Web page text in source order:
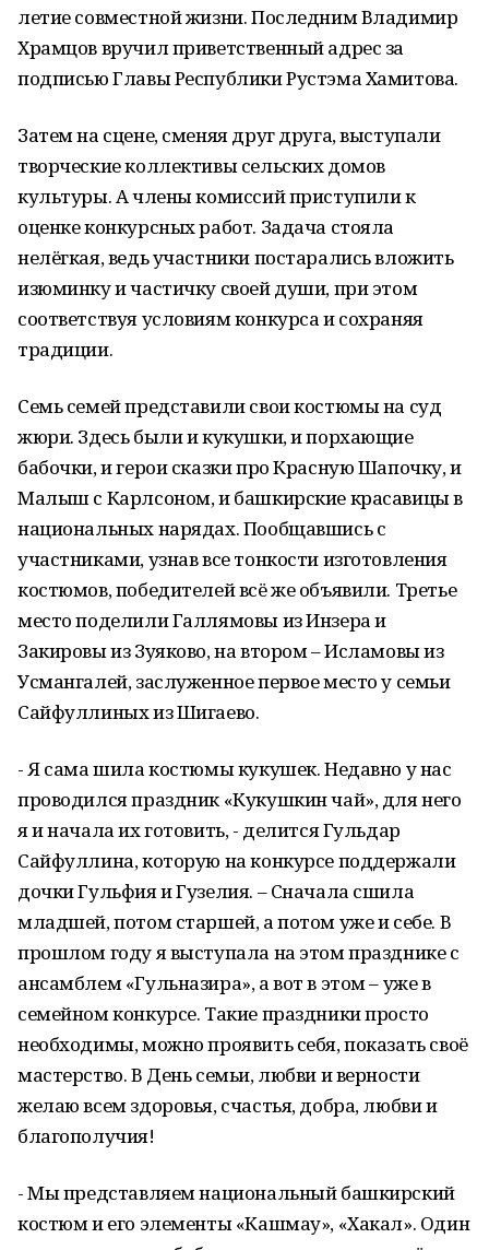
летие совместной жизни. Последним Владимир
Храмцов вручил приветственный адрес за
подписью Главы Республики Рустэма Хамитова.
Затем на сцене, сменяя друг друга, выступали
творческие коллективы сельских домов
культуры. А члены комиссий приступили к
оценке конкурсных работ. Задача стояла
нелёгкая, ведь участники постарались вложить
изюминку и частичку своей души, при этом
соответствуя условиям конкурса и сохраняя
традиции.
Семь семей представили свои костюмы на суд
жюри. Здесь были и кукушки, и порхающие
бабочки, и герои сказки про Красную Шапочку, и
Малыш с Карлсоном, и башкирские красавицы в
национальных нарядах. Пообщавшись с
участниками, узнав все тонкости изготовления
костюмов, победителей всё же объявили. Третье
место поделили Галлямовы из Инзера и
Закировы из Зуяково, на втором – Исламовы из
Усмангалей, заслуженное первое место у семьи
Сайфуллиных из Шигаево.
- Я сама шила костюмы кукушек. Недавно у нас
проводился праздник «Кукушкин чай», для него
я и начала их готовить, - делится Гульдар
Сайфуллина, которую на конкурсе поддержали
дочки Гульфия и Гузелия. – Сначала сшила
младшей, потом старшей, а потом уже и себе. В
прошлом году я выступала на этом празднике с
ансамблем «Гульназира», а вот в этом – уже в
семейном конкурсе. Такие праздники просто
необходимы, можно проявить себя, показать своё
мастерство. В День семьи, любви и верности
желаю всем здоровья, счастья, добра, любви и
благополучия!
- Мы представляем национальный башкирский
костюм и его элементы «Кашмау», «Хакал». Один